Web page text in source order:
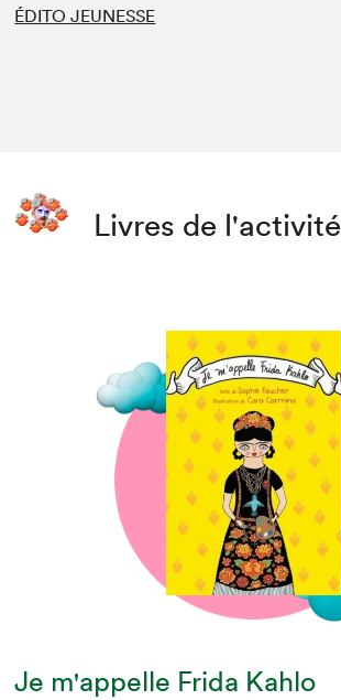
ÉDITO JEUNESSE
Livres de l'activité
Je m'appelle Frida Kahlo